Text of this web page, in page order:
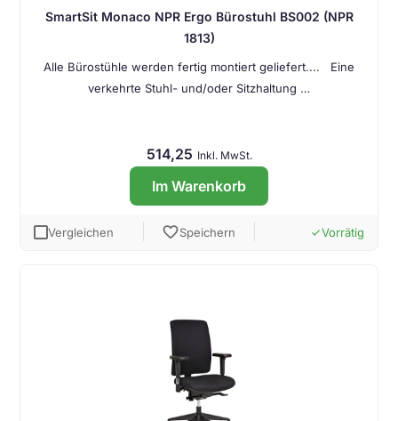
SmartSit Monaco NPR Ergo Bürostuhl BS002 (NPR
1813)
Alle Bürostühle werden fertig montiert geliefert.... Eine
verkehrte Stuhl- und/oder Sitzhaltung …
514,25 Inkl. MwSt.
Im Warenkorb
Vergleichen favoriteSpeichern doneVorrätig